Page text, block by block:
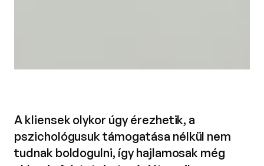
A kliensek olykor úgy érezhetik, a
pszichológusuk támogatása nélkül nem
tudnak boldogulni, így hajlamosak még